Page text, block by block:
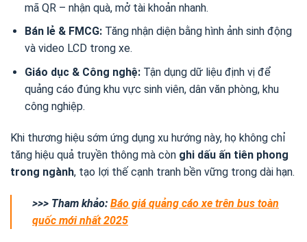
mã QR – nhận quà, mở tài khoản nhanh.
Bán lẻ & FMCG:Tăng nhận diện bằng hình ảnh sinh động
và video LCD trong xe.
Giáo dục & Công nghệ:Tận dụng dữ liệu định vị để
quảng cáo đúng khu vực sinh viên, dân văn phòng, khu
công nghiệp.
Khi thương hiệu sớm ứng dụng xu hướng này, họ không chỉ
tăng hiệu quả truyền thông mà còn ghi dấu ấn tiên phong
trong ngành, tạo lợi thế cạnh tranh bền vững trong dài hạn.
>>> Tham khảo: Báo giá quảng cáo xe trên bus toàn
quốc mới nhất 2025